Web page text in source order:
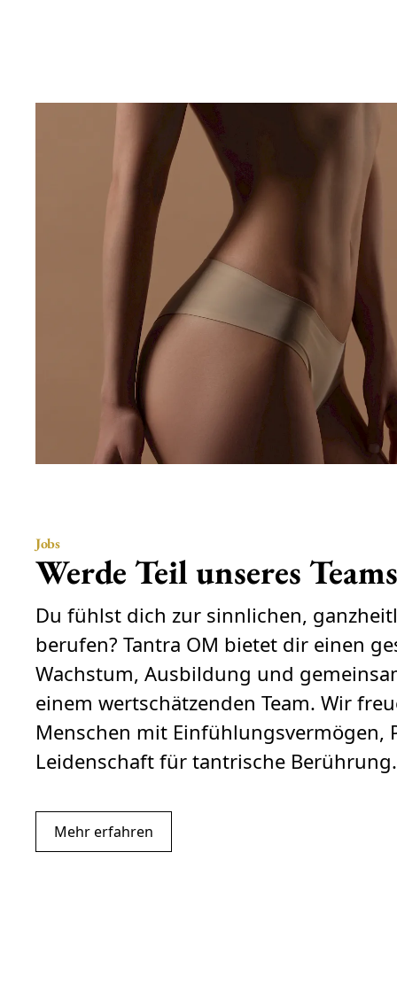
Jobs
Werde Teil unseres Teams
Du fühlst dich zur sinnlichen,
berufen? Tantra OM bietet dir einen
Wachstum, Ausbildung und
einem wertschätzenden Team. Wir
Menschen mit Einfühlungsvermögen,
Leidenschaft für tantrische Berührung.
Mehr erfahren